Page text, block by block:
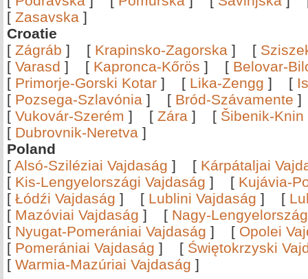
[ Zasavska ]
Croatie
[ Zágráb ] [ Krapinsko-Zagorska ] [
[ Varasd ] [ Kapronca-Kőrös ] [ Belovar-
[ Primorje-Gorski Kotar ] [ Lika-Zengg ] [
[ Pozsega-Szlavónia ] [ Bród-Szávamente
[ Vukovár-Szerém ] [ Zára ] [ Šibenik-Knin
[ Dubrovnik-Neretva ]
Poland
[ Alsó-Sziléziai Vajdaság ] [ Kárpátaljai
[ Kis-Lengyelországi Vajdaság ] [ Kujávia-
[ Łódźi Vajdaság ] [ Lublini Vajdaság ] [
[ Mazóviai Vajdaság ] [ Nagy-
[ Nyugat-Pomerániai Vajdaság ] [ Opolei
[ Pomerániai Vajdaság ] [ Świętokrzyski
[ Warmia-Mazúriai Vajdaság ]